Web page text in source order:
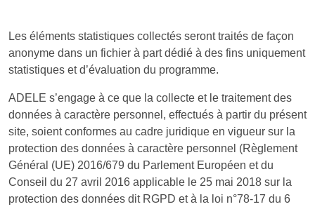
Les éléments statistiques collectés seront traités de façon
anonyme dans un fichier à part dédié à des fins uniquement
statistiques et d’évaluation du programme.
ADELE s’engage à ce que la collecte et le traitement des
données à caractère personnel, effectués à partir du présent
site, soient conformes au cadre juridique en vigueur sur la
protection des données à caractère personnel (Règlement
Général (UE) 2016/679 du Parlement Européen et du
Conseil du 27 avril 2016 applicable le 25 mai 2018 sur la
protection des données dit RGPD et à la loi n°78-17 du 6